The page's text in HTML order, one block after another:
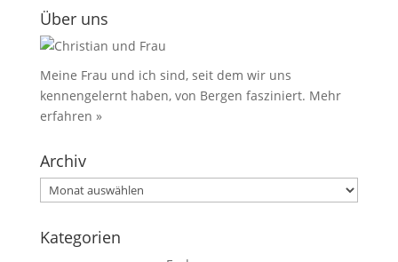
Über uns
Meine Frau und ich sind, seit dem wir uns
kennengelernt haben, von Bergen fasziniert. Mehr
erfahren »
Archiv
Archiv
Kategorien